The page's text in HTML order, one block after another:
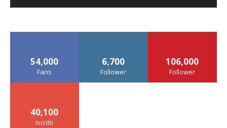
54,000
Fans
6,700
Follower
106,000
Follower
40,100
Iscritti